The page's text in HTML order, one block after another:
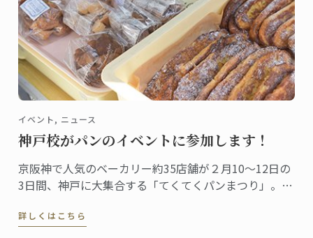
イベント, ニュース
神戸校がパンのイベントに参加します！
京阪神で人気のベーカリー約35店舗が２月10～12日の
3日間、神戸に大集合する「てくてくパンまつり」。今
す。
詳しくはこちら